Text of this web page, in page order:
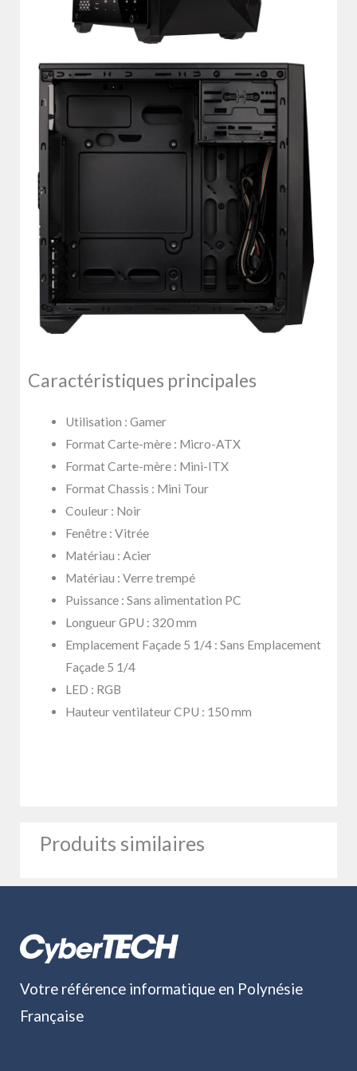
Caractéristiques principales
Utilisation : Gamer
Format Carte-mère : Micro-ATX
Format Carte-mère : Mini-ITX
Format Chassis : Mini Tour
Couleur : Noir
Fenêtre : Vitrée
Matériau : Acier
Matériau : Verre trempé
Puissance : Sans alimentation PC
Longueur GPU : 320 mm
Emplacement Façade 5 1/4 : Sans Emplacement
Façade 5 1/4
LED : RGB
Hauteur ventilateur CPU : 150 mm
Produits similaires
Votre référence informatique en Polynésie
Française